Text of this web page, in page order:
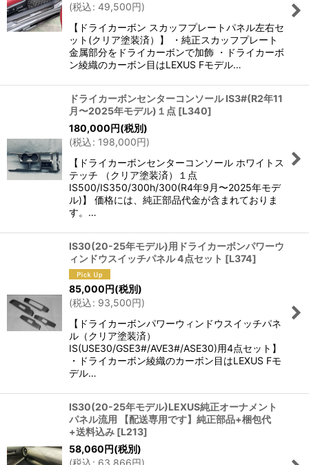
(税込: 49,500円)
【ドライカーボン スカッフプレートパネル左右セ
ット(クリア塗装済）】 ・純正スカッフプレート
金属部分をドライカーボンで加飾 ・ドライカーボ
ン綾織のカーボン目はLEXUS Fモデル…
ドライカーボンセンターコンソール IS3#(R2年11
月〜2025年モデル)１点 [L340]
180,000円(税別)
(税込: 198,000円)
【ドライカーボンセンターコンソール ホワイトス
テッチ （クリア塗装済）１点
IS500/IS350/300h/300(R4年9月〜2025年モデ
ル)】 価格には、純正部品代金が含まれておりま
す。…
IS30(20-25年モデル)用ドライカーボンパワーウ
ィンドウスイッチパネル 4点セット [L374]
85,000円(税別)
(税込: 93,500円)
【ドライカーボンパワーウィンドウスイッチパネ
ル（クリア塗装済）
IS(USE30/GSE3#/AVE3#/ASE30)用4点セット】
・ドライカーボン綾織のカーボン目はLEXUS Fモ
デル…
IS30(20-25年モデル)LEXUS純正オーナメント
パネル流用 【配送専用です】純正部品+梱包代
+送料込み [L213]
58,060円(税別)
(税込 : 63,866円)